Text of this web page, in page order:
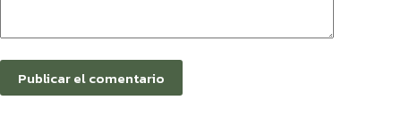
Publicar el comentario